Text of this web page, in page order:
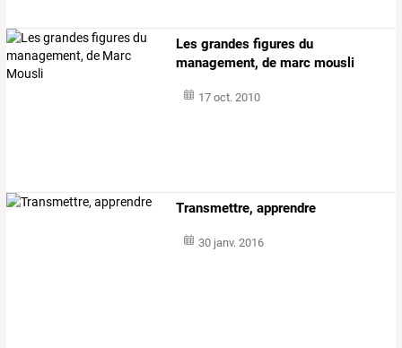
Les grandes figures du
management, de marc mousli
17 oct. 2010
Transmettre, apprendre
30 janv. 2016